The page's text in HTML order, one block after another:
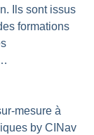
Ils sont issus
formations
mesure à
by CINav